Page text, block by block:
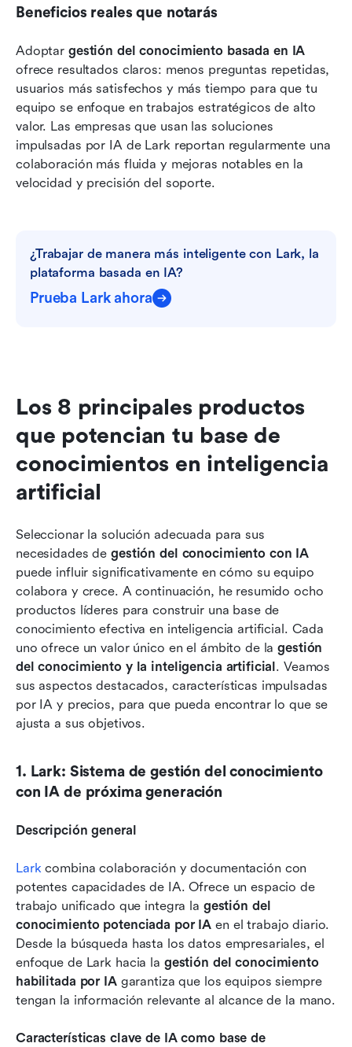
Beneficios reales que notarás
Adoptar gestión del conocimiento basada en IA
ofrece resultados claros: menos preguntas repetidas,
usuarios más satisfechos y más tiempo para que tu
equipo se enfoque en trabajos estratégicos de alto
valor. Las empresas que usan las soluciones
impulsadas por IA de Lark reportan regularmente una
colaboración más fluida y mejoras notables en la
velocidad y precisión del soporte.
¿Trabajar de manera más inteligente con Lark, la
plataforma basada en IA?
Prueba Lark ahora
Los 8 principales productos
que potencian tu base de
conocimientos en inteligencia
artificial
Seleccionar la solución adecuada para sus
necesidades de gestión del conocimiento con IA
puede influir significativamente en cómo su equipo
colabora y crece. A continuación, he resumido ocho
productos líderes para construir una base de
conocimiento efectiva en inteligencia artificial. Cada
uno ofrece un valor único en el ámbito de la gestión
del conocimiento y la inteligencia artificial . Veamos
sus aspectos destacados, características impulsadas
por IA y precios, para que pueda encontrar lo que se
ajusta a sus objetivos.
1. Lark: Sistema de gestión del conocimiento
con IA de próxima generación
Descripción general
Lark combina colaboración y documentación con
potentes capacidades de IA. Ofrece un espacio de
trabajo unificado que integra la gestión del
conocimiento potenciada por IA en el trabajo diario.
Desde la búsqueda hasta los datos empresariales, el
enfoque de Lark hacia la gestión del conocimiento
habilitada por IA garantiza que los equipos siempre
tengan la información relevante al alcance de la mano.
Características clave de IA como base de